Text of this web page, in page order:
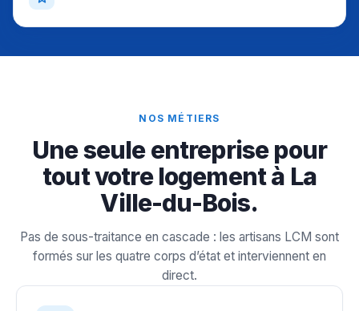
NOS MÉTIERS
Une seule entreprise pour
tout votre logement à La
Ville-du-Bois.
Pas de sous-traitance en cascade : les artisans LCM sont
formés sur les quatre corps d’état et interviennent en
direct.